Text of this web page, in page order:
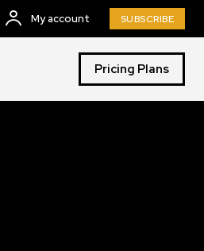
My account SUBSCRIBE
Pricing Plans